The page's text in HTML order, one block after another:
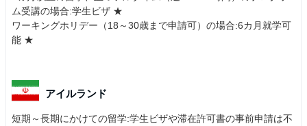
ム受講の場合:学生ビザ ★
ワーキングホリデー（18～30歳まで申請可）の場合:6カ月就学可
能 ★
アイルランド
短期～長期にかけての留学:学生ビザや滞在許可書の事前申請は不